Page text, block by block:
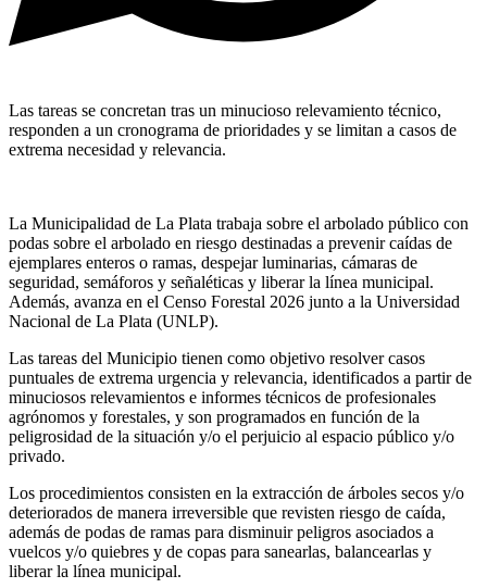
Las tareas se concretan tras un minucioso relevamiento técnico,
responden a un cronograma de prioridades y se limitan a casos de
extrema necesidad y relevancia.
La Municipalidad de La Plata trabaja sobre el arbolado público con
podas sobre el arbolado en riesgo destinadas a prevenir caídas de
ejemplares enteros o ramas, despejar luminarias, cámaras de
seguridad, semáforos y señaléticas y liberar la línea municipal.
Además, avanza en el Censo Forestal 2026 junto a la Universidad
Nacional de La Plata (UNLP).
Las tareas del Municipio tienen como objetivo resolver casos
puntuales de extrema urgencia y relevancia, identificados a partir de
minuciosos relevamientos e informes técnicos de profesionales
agrónomos y forestales, y son programados en función de la
peligrosidad de la situación y/o el perjuicio al espacio público y/o
privado.
Los procedimientos consisten en la extracción de árboles secos y/o
deteriorados de manera irreversible que revisten riesgo de caída,
además de podas de ramas para disminuir peligros asociados a
vuelcos y/o quiebres y de copas para sanearlas, balancearlas y
liberar la línea municipal.